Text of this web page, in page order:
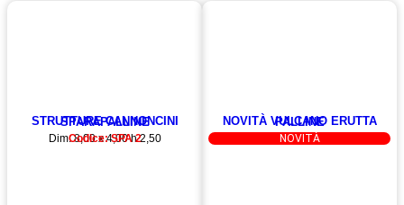
STRUTTURE CANNONCINI SPARAPALLINE
Dim: 8,00 x 4,00 h 2,50
Codice: SPA 2
NOVITÀ VULCANO ERUTTA PALLINE
3,00 x 3,00 h 4,00
Codice: PLAY VULCANO
NOVITÀ